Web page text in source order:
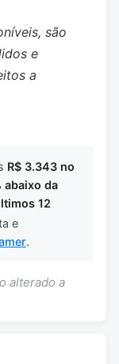
são
e
a
R$ 3.343 no
abaixo da
12
e
.
alterado a